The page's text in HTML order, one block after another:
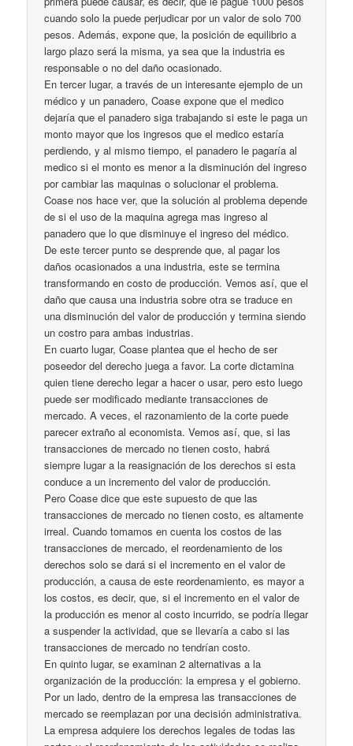
cuando solo la puede perjudicar por un valor de solo 700
pesos. Además, expone que, la posición de equilibrio a
largo plazo será la misma, ya sea que la industria es
responsable o no del daño ocasionado.
En tercer lugar, a través de un interesante ejemplo de un
médico y un panadero, Coase expone que el medico
dejaría que el panadero siga trabajando si este le paga un
monto mayor que los ingresos que el medico estaría
perdiendo, y al mismo tiempo, el panadero le pagaría al
medico si el monto es menor a la disminución del ingreso
por cambiar las maquinas o solucionar el problema.
Coase nos hace ver, que la solución al problema depende
de si el uso de la maquina agrega mas ingreso al
panadero que lo que disminuye el ingreso del médico.
De este tercer punto se desprende que, al pagar los
daños ocasionados a una industria, este se termina
transformando en costo de producción. Vemos así, que el
daño que causa una industria sobre otra se traduce en
una disminución del valor de producción y termina siendo
un costro para ambas industrias.
En cuarto lugar, Coase plantea que el hecho de ser
poseedor del derecho juega a favor. La corte dictamina
quien tiene derecho legar a hacer o usar, pero esto luego
puede ser modificado mediante transacciones de
mercado. A veces, el razonamiento de la corte puede
parecer extraño al economista. Vemos así, que, si las
transacciones de mercado no tienen costo, habrá
siempre lugar a la reasignación de los derechos si esta
conduce a un incremento del valor de producción.
Pero Coase dice que este supuesto de que las
transacciones de mercado no tienen costo, es altamente
irreal. Cuando tomamos en cuenta los costos de las
transacciones de mercado, el reordenamiento de los
derechos solo se dará si el incremento en el valor de
producción, a causa de este reordenamiento, es mayor a
los costos, es decir, que, si el incremento en el valor de
la producción es menor al costo incurrido, se podría llegar
a suspender la actividad, que se llevaría a cabo si las
transacciones de mercado no tendrían costo.
En quinto lugar, se examinan 2 alternativas a la
organización de la producción: la empresa y el gobierno.
Por un lado, dentro de la empresa las transacciones de
mercado se reemplazan por una decisión administrativa.
La empresa adquiere los derechos legales de todas las